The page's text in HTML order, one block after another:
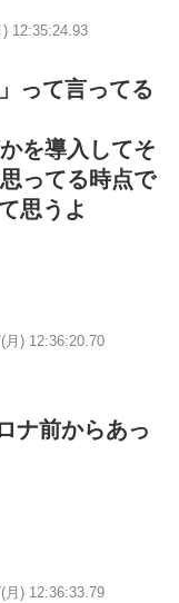
12:35:24.93
って言ってる
を導入してそ
ってる時点で
思うよ
月) 12:36:20.70
ナ前からあっ
月) 12:36:33.79